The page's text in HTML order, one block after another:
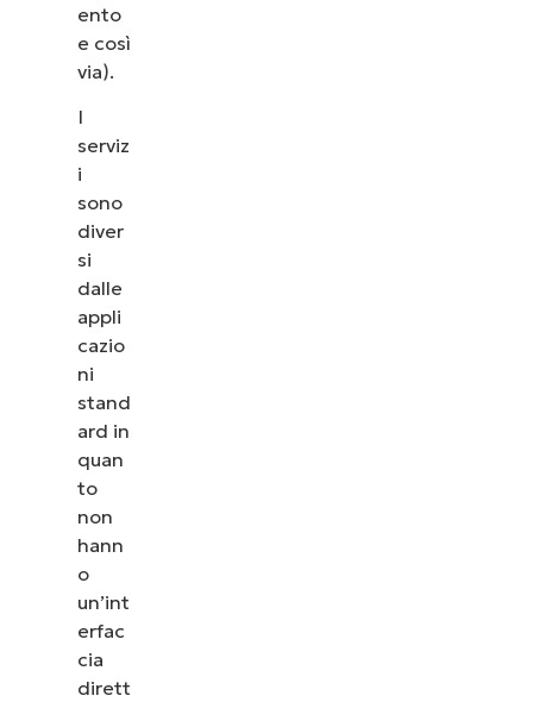
ento
e così
via).
I
serviz
i
sono
diver
si
dalle
appli
cazio
ni
stand
ard in
quan
to
non
hann
o
un’int
erfac
cia
dirett